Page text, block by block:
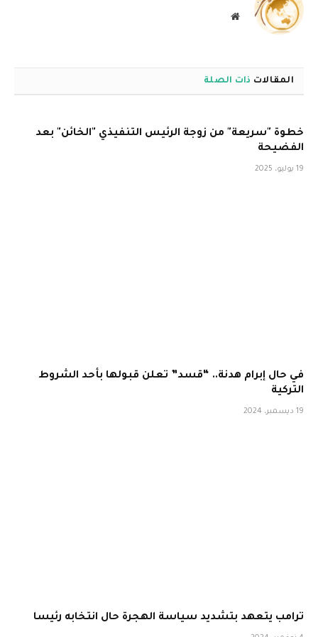
موقع
المقالات ذات الصلة
خطوة "سريعة" من زوجة الرئيس التنفيذي "الخائن" بعد
الفضيحة
19 يوليو، 2025
في حال إبرام هدنة.. “قسد” تعلن قبولها بأحد الشروط
التركية
19 ديسمبر، 2024
ترامب يتعهد بتشديد سياسة الهجرة حال انتخابه رئيسا